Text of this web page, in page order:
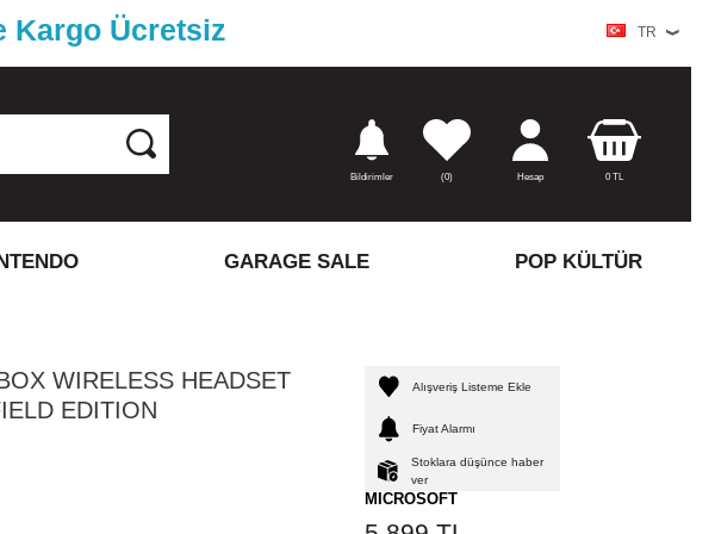
Kargo Ücretsiz TR
Bildirimler (0) Hesap 0TL
GARAGE SALE POP KÜLTÜR
WIRELESS HEADSET
EDITION
Alışveriş Listeme Ekle
Fiyat Alarmı
Stoklara düşünce haber
ver
MICROSOFT